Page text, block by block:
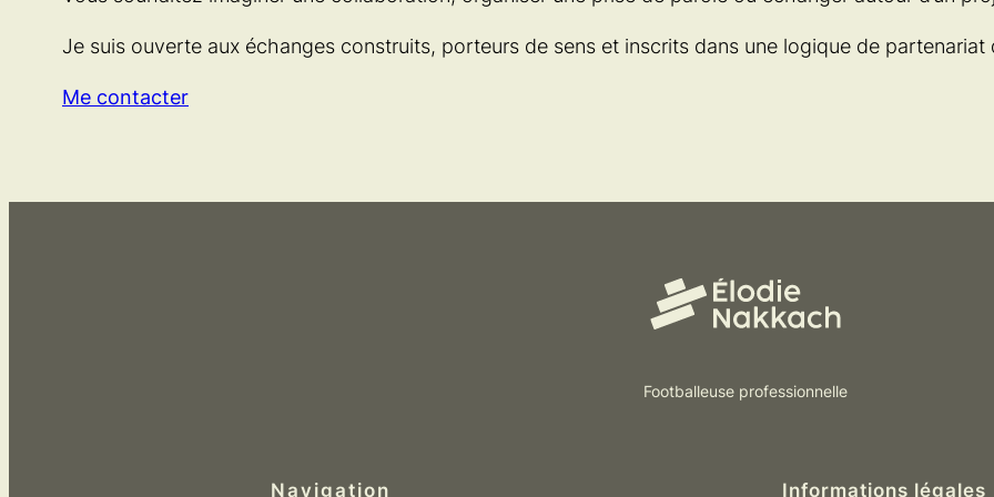
Je suis ouverte aux échanges construits, porteurs de sens et inscrits dans une logique de partenariat
Me contacter
Footballeuse professionnelle
Navigation Informations légales